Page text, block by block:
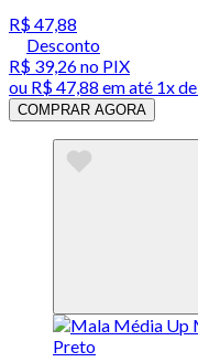
R$ 47,88
Desconto
R$ 39,26no PIX
ou R$ 47,88 em até 1x de
COMPRAR AGORA